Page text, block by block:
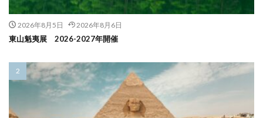
2026年8月5日 2026年8月6日
東山魁夷展 2026-2027年開催